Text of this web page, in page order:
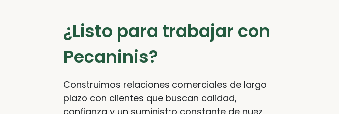
¿Listo para trabajar con
Pecaninis?
Construimos relaciones comerciales de largo
plazo con clientes que buscan calidad,
confianza y un suministro constante de nuez